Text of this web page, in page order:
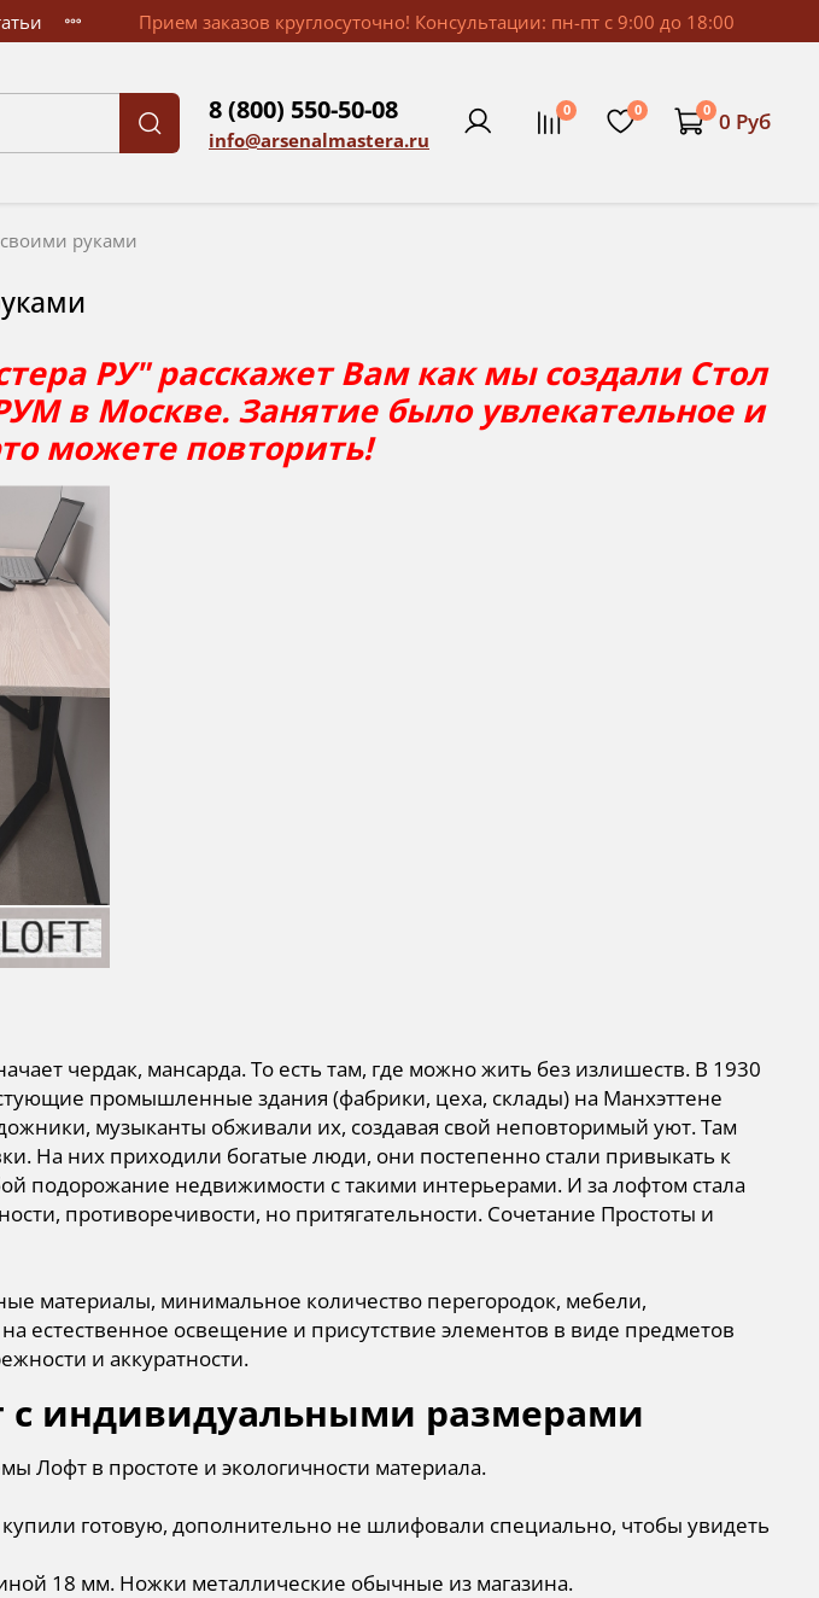
Прием заказов круглосуточно! Консультации: пн-пт с 9:00 до 18:00
8 (800) 550-50-08
info@arsenalmastera.ru
0 0 0 0 Руб
руками
РУ" расскажет Вам как мы создали Стол
в Москве. Занятие было увлекательное и
можете повторить!
чердак, мансарда. То есть там, где можно жить без излишеств. В 1930
промышленные здания (фабрики, цеха, склады) на Манхэттене
музыканты обживали их, создавая свой неповторимый уют. Там
На них приходили богатые люди, они постепенно стали привыкать к
подорожание недвижимости с такими интерьерами. И за лофтом стала
противоречивости, но притягательности. Сочетание Простоты и
материалы, минимальное количество перегородок, мебели,
естественное освещение и присутствие элементов в виде предметов
и аккуратности.
с индивидуальными размерами
Лофт в простоте и экологичности материала.
готовую, дополнительно не шлифовали специально, чтобы увидеть
18 мм. Ножки металлические обычные из магазина.